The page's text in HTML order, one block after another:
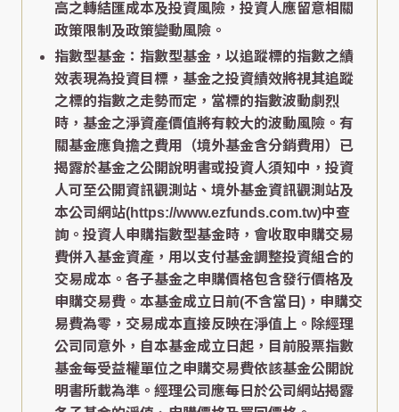
高之轉結匯成本及投資風險，投資人應留意相關
政策限制及政策變動風險。
指數型基金：指數型基金，以追蹤標的指數之績
效表現為投資目標，基金之投資績效將視其追蹤
之標的指數之走勢而定，當標的指數波動劇烈
時，基金之淨資產價值將有較大的波動風險。有
關基金應負擔之費用（境外基金含分銷費用）已
揭露於基金之公開說明書或投資人須知中，投資
人可至公開資訊觀測站、境外基金資訊觀測站及
本公司網站(https://www.ezfunds.com.tw)中查
詢。投資人申購指數型基金時，會收取申購交易
費併入基金資產，用以支付基金調整投資組合的
交易成本。各子基金之申購價格包含發行價格及
申購交易費。本基金成立日前(不含當日)，申購交
易費為零，交易成本直接反映在淨值上。除經理
公司同意外，自本基金成立日起，目前股票指數
基金每受益權單位之申購交易費依該基金公開說
明書所載為準。經理公司應每日於公司網站揭露